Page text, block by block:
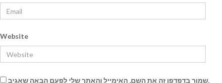
Website
שמור בדפדפן זה את השם, האימייל והאתר שלי לפעם הבאה שאגיב.